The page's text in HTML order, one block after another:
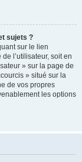
sujets ?
sur le lien
l’utilisateur, soit en
» sur la page de
» situé sur la
de vos propres
les options